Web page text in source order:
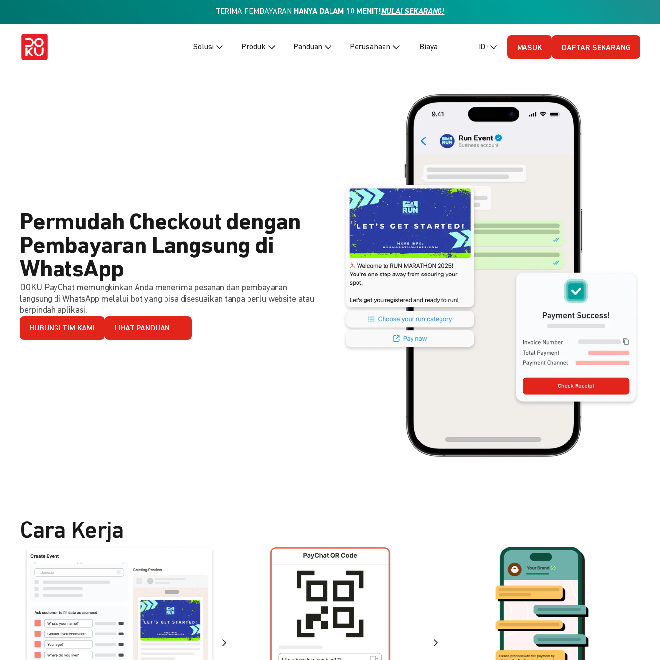
TERIMA PEMBAYARAN HANYA DALAM 10 MENIT!MULAI SEKARANG!
Solusi Produk Panduan Perusahaan Biaya ID (Bahasa Indonesia)
MASUK DAFTAR SEKARANG
Permudah Checkout dengan
Pembayaran Langsung di
WhatsApp
DOKU PayChat memungkinkan Anda menerima pesanan dan pembayaran
langsung di WhatsApp melalui bot yang bisa disesuaikan tanpa perlu website atau
berpindah aplikasi.
HUBUNGI TIM KAMI LIHAT PANDUAN
Cara Kerja